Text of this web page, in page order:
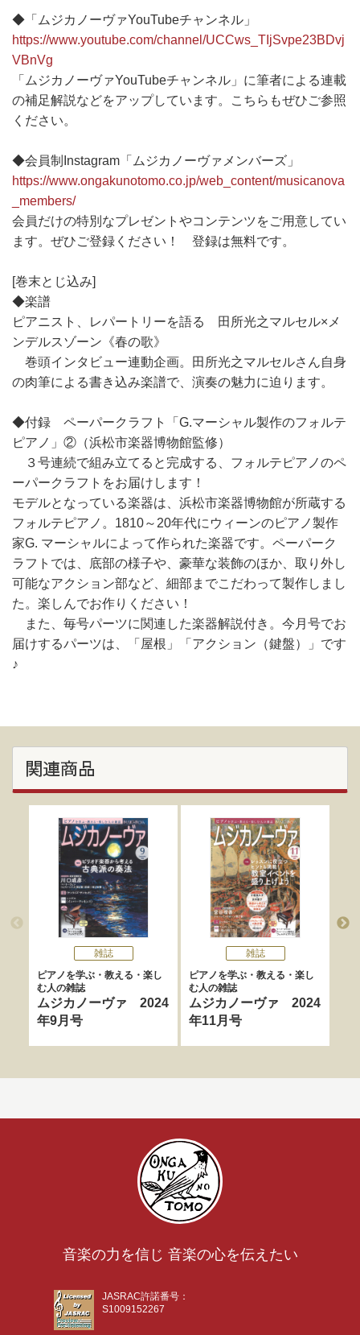
◆「ムジカノーヴァYouTubeチャンネル」
https://www.youtube.com/channel/UCCws_TIjSvpe23BDvj
VBnVg
「ムジカノーヴァYouTubeチャンネル」に筆者による連載
の補足解説などをアップしています。こちらもぜひご参照
ください。
◆会員制Instagram「ムジカノーヴァメンバーズ」
https://www.ongakunotomo.co.jp/web_content/musicanova
_members/
会員だけの特別なプレゼントやコンテンツをご用意してい
ます。ぜひご登録ください！ 登録は無料です。
[巻末とじ込み]
◆楽譜
ピアニスト、レパートリーを語る 田所光之マルセル×メ
ンデルスゾーン《春の歌》
巻頭インタビュー連動企画。田所光之マルセルさん自身
の肉筆による書き込み楽譜で、演奏の魅力に迫ります。
◆付録 ペーパークラフト「G.マーシャル製作のフォルテ
ピアノ」②（浜松市楽器博物館監修）
３号連続で組み立てると完成する、フォルテピアノのペ
ーパークラフトをお届けします！
モデルとなっている楽器は、浜松市楽器博物館が所蔵する
フォルテピアノ。1810～20年代にウィーンのピアノ製作
家G. マーシャルによって作られた楽器です。ペーパーク
ラフトでは、底部の様子や、豪華な装飾のほか、取り外し
可能なアクション部など、細部までこだわって製作しまし
た。楽しんでお作りください！
また、毎号パーツに関連した楽器解説付き。今月号でお
届けするパーツは、「屋根」「アクション（鍵盤）」です
♪
関連商品
雑誌
ピアノを学ぶ・教える・楽し
む人の雑誌
ムジカノーヴァ 2024
年9月号
雑誌
ピアノを学ぶ・教える・楽し
む人の雑誌
ムジカノーヴァ 2024
年11月号
音楽の力を信じ 音楽の心を伝えたい
JASRAC許諾番号：
S1009152267